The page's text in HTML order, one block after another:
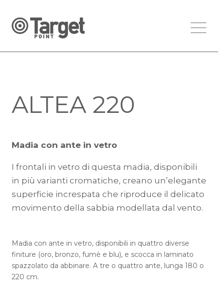
ALTEA 220
Madia con ante in vetro
I frontali in vetro di questa madia, disponibili
in più varianti cromatiche, creano un’elegante
superficie increspata che riproduce il delicato
movimento della sabbia modellata dal vento.
Madia con ante in vetro, disponibili in quattro diverse
finiture (oro, bronzo, fumè e blu), e scocca in laminato
spazzolato da abbinare. A tre o quattro ante, lunga 180 o
220 cm.